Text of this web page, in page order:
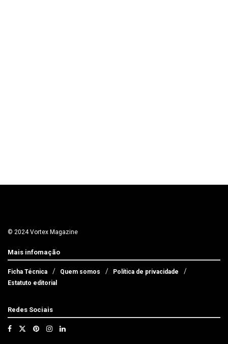
© 2024 Vortex Magazine
Mais infomação
Ficha Técnica Quem somos
Política de privacidade
Estatuto editorial
Redes Sociais